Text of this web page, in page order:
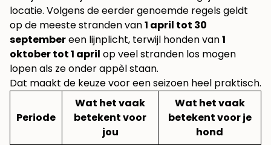
locatie. Volgens de eerder genoemde regels geldt
op de meeste stranden van1 april tot 30
septembereen lijnplicht, terwijl honden van1
oktober tot 1 april op veel stranden los mogen
lopen als ze onder appèl staan.
Dat maakt de keuze voor een seizoen heel praktisch.
Periode
Wat het vaak
betekent voor
jou
Wat het vaak
betekent voor je
hond